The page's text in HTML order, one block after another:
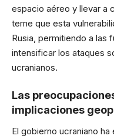
espacio aéreo y llevar a
teme que esta
Rusia, permitiendo a las
intensificar los ataques
ucranianos.
Las
implicaciones
El gobierno ucraniano